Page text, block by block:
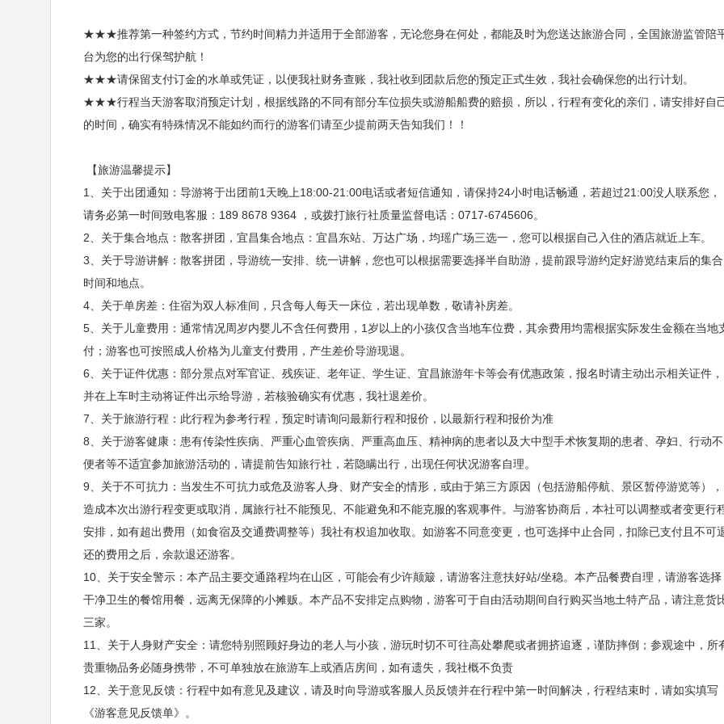
★★★推荐第一种签约方式，节约时间精力并适用于全部游客，无论您身在何处，都能及时为您送达旅游合同，全国旅游监管陪
台为您的出行保驾护航！
★★★请保留支付订金的水单或凭证，以便我社财务查账，我社收到团款后您的预定正式生效，我社会确保您的出行计划。
★★★行程当天游客取消预定计划，根据线路的不同有部分车位损失或游船船费的赔损，所以，行程有变化的亲们，请安排好自
的时间，确实有特殊情况不能如约而行的游客们请至少提前两天告知我们！！
【旅游温馨提示】
1、关于出团通知：导游将于出团前1天晚上18:00-21:00电话或者短信通知，请保持24小时电话畅通，若超过21:00没人联系您，
请务必第一时间致电客服：189 8678 9364 ，或拨打旅行社质量监督电话：0717-6745606。
2、关于集合地点：散客拼团，宜昌集合地点：宜昌东站、万达广场，均瑶广场三选一，您可以根据自己入住的酒店就近上车。
3、关于导游讲解：散客拼团，导游统一安排、统一讲解，您也可以根据需要选择半自助游，提前跟导游约定好游览结束后的集合
时间和地点。
4、关于单房差：住宿为双人标准间，只含每人每天一床位，若出现单数，敬请补房差。
5、关于儿童费用：通常情况周岁内婴儿不含任何费用，1岁以上的小孩仅含当地车位费，其余费用均需根据实际发生金额在当地
付；游客也可按照成人价格为儿童支付费用，产生差价导游现退。
6、关于证件优惠：部分景点对军官证、残疾证、老年证、学生证、宜昌旅游年卡等会有优惠政策，报名时请主动出示相关证件，
并在上车时主动将证件出示给导游，若核验确实有优惠，我社退差价。
7、关于旅游行程：此行程为参考行程，预定时请询问最新行程和报价，以最新行程和报价为准
8、关于游客健康：患有传染性疾病、严重心血管疾病、严重高血压、精神病的患者以及大中型手术恢复期的患者、孕妇、行动不
便者等不适宜参加旅游活动的，请提前告知旅行社，若隐瞒出行，出现任何状况游客自理。
9、关于不可抗力：当发生不可抗力或危及游客人身、财产安全的情形，或由于第三方原因（包括游船停航、景区暂停游览等），
造成本次出游行程变更或取消，属旅行社不能预见、不能避免和不能克服的客观事件。与游客协商后，本社可以调整或者变更行
安排，如有超出费用（如食宿及交通费调整等）我社有权追加收取。如游客不同意变更，也可选择中止合同，扣除已支付且不可
还的费用之后，余款退还游客。
10、关于安全警示：本产品主要交通路程均在山区，可能会有少许颠簸，请游客注意扶好站/坐稳。本产品餐费自理，请游客选择
干净卫生的餐馆用餐，远离无保障的小摊贩。本产品不安排定点购物，游客可于自由活动期间自行购买当地土特产品，请注意货
三家。
11、关于人身财产安全：请您特别照顾好身边的老人与小孩，游玩时切不可往高处攀爬或者拥挤追逐，谨防摔倒；参观途中，所
贵重物品务必随身携带，不可单独放在旅游车上或酒店房间，如有遗失，我社概不负责
12、关于意见反馈：行程中如有意见及建议，请及时向导游或客服人员反馈并在行程中第一时间解决，行程结束时，请如实填写
《游客意见反馈单》。